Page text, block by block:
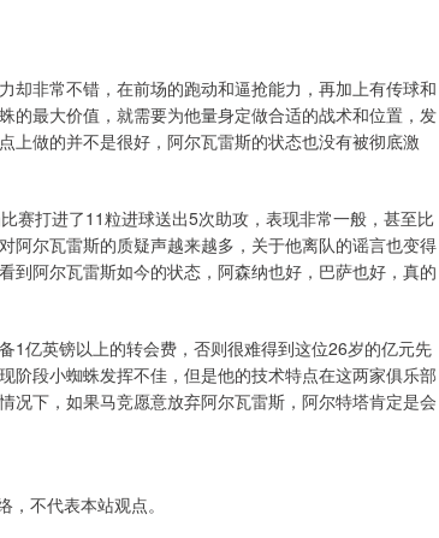
却非常不错，在前场的跑动和逼抢能力，再加上有传球和
的最大价值，就需要为他量身定做合适的战术和位置，发
上做的并不是很好，阿尔瓦雷斯的状态也没有被彻底激
赛打进了11粒进球送出5次助攻，表现非常一般，甚至比
阿尔瓦雷斯的质疑声越来越多，关于他离队的谣言也变得
到阿尔瓦雷斯如今的状态，阿森纳也好，巴萨也好，真的
1亿英镑以上的转会费，否则很难得到这位26岁的亿元先
阶段小蜘蛛发挥不佳，但是他的技术特点在这两家俱乐部
况下，如果马竞愿意放弃阿尔瓦雷斯，阿尔特塔肯定是会
不代表本站观点。